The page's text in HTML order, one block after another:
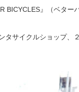
BICYCLES』（ベター
タサイクルショップ、